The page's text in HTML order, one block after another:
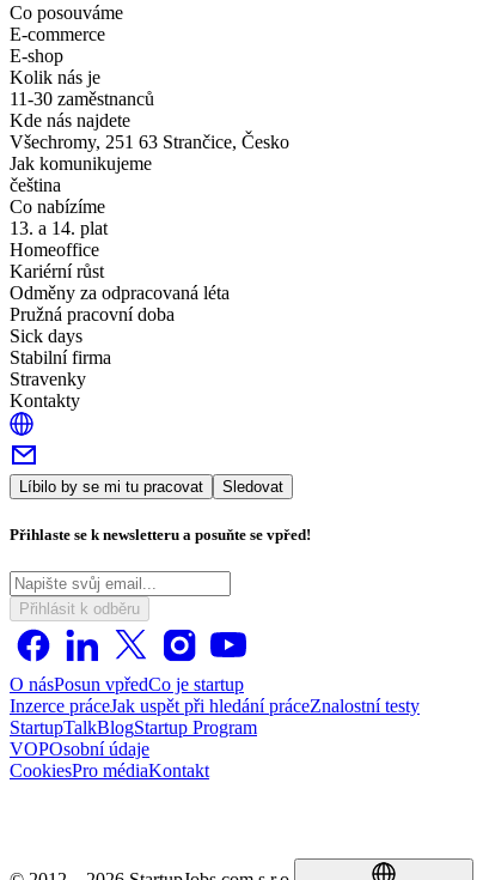
Co posouváme
E-commerce
E-shop
Kolik nás je
11-30 zaměstnanců
Kde nás najdete
Všechromy, 251 63 Strančice, Česko
Jak komunikujeme
čeština
Co nabízíme
13. a 14. plat
Homeoffice
Kariérní růst
Odměny za odpracovaná léta
Pružná pracovní doba
Sick days
Stabilní firma
Stravenky
Kontakty
Líbilo by se mi tu pracovat Sledovat
Přihlaste se k newsletteru a posuňte se vpřed!
Přihlásit k odběru
O násPosun vpředCo je startup
Inzerce práceJak uspět při hledání práceZnalostní testy
StartupTalkBlogStartup Program
VOPOsobní údaje
CookiesPro médiaKontakt